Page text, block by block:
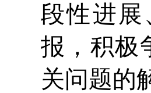
段性进
报，积极
关问题的